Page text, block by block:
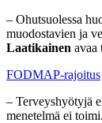
– Ohutsuolessa
muodostavien ja
Laatikainen avaa
FODMAP-rajoitus
– Terveyshyötyjä
menetelmä ei toimi.